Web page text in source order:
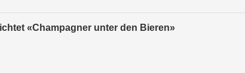
«Champagner unter den Bieren»